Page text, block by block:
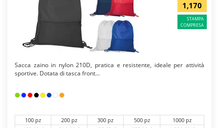
1,170
STAMPA
COMPRESA
Sacca zaino in nylon 210D, pratica e resistente, ideale per attività
sportive. Dotata di tasca front...
100 pz 200 pz 300 pz 500 pz
1000 pz